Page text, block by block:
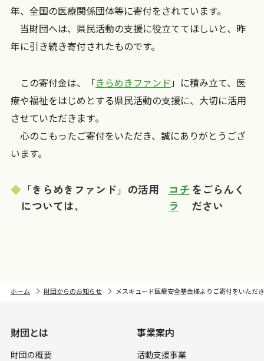
年、全国の医療関係団体等に寄付をされています。
当財団へは、県民活動の支援に役立ててほしいと、昨
年に引き続き寄付されたものです。
この寄付金は、「きらめきファンド」に積み立て、医
療や福祉をはじめとする県民活動の支援に、大切に活用
させていただきます｡
心のこもったご寄付をいただき、誠にありがとうござ
います。
「きらめきファンド」の活用
については、
コチ
ラ
をごらんく
ださい
ホーム 財団からのお知らせ メスキュード医療安全基金様よりご寄付をいただ
財団とは
財団の概要
事業案内
活動支援事業